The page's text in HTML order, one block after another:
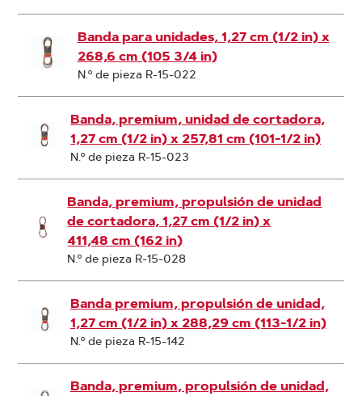
Banda para unidades, 1,27 cm (1/2 in) x
268,6 cm (105 3/4 in)
N.º de pieza R-15-022
Banda, premium, unidad de cortadora,
1,27 cm (1/2 in) x 257,81 cm (101-1/2 in)
N.º de pieza R-15-023
Banda, premium, propulsión de unidad
de cortadora, 1,27 cm (1/2 in) x
411,48 cm (162 in)
N.º de pieza R-15-028
Banda premium, propulsión de unidad,
1,27 cm (1/2 in) x 288,29 cm (113-1/2 in)
N.º de pieza R-15-142
Banda, premium, propulsión de unidad,